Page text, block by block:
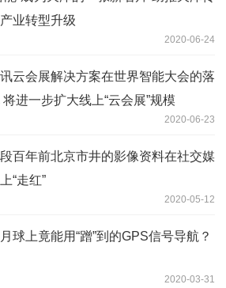
业转型升级
2020-06-24
云会展解决方案在世界智能大会的落
将进一步扩大线上“云会展”规模
2020-06-23
百年前北京市井的影像资料在社交媒
“走红”
2020-05-12
球上竟能用“蹭”到的GPS信号导航？
2020-03-31